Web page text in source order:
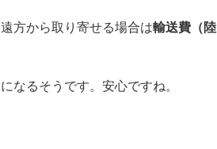
方から取り寄せる場合は輸送費（陸
なるそうです。安心ですね。